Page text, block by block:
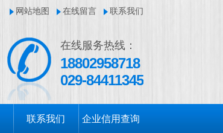
网站地图 在线留言 联系我们
在线服务热线：
18802958718
029-84411345
联系我们 企业信用查询